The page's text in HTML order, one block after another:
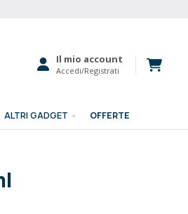
Il mio account
Accedi/Registrati
ALTRI GADGET OFFERTE